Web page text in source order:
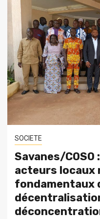
SOCIETE
Savanes/
acteurs locaux
fondamentaux